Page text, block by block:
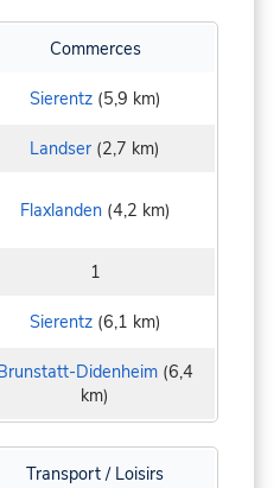
Commerces
Sierentz(5,9 km)
Landser (2,7 km)
Flaxlanden(4,2 km)
1
Sierentz(6,1 km)
Didenheim (6,4
km)
Transport / Loisirs